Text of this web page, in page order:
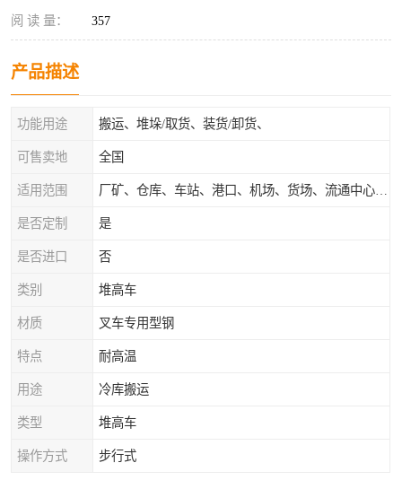
阅 读 量： 357
产品描述
功能用途 搬运、堆垛/取货、装货/卸货、
可售卖地 全国
适用范围
是否定制 是
是否进口 否
类别 堆高车
材质 叉车专用型钢
特点 耐高温
用途 冷库搬运
类型 堆高车
操作方式 步行式